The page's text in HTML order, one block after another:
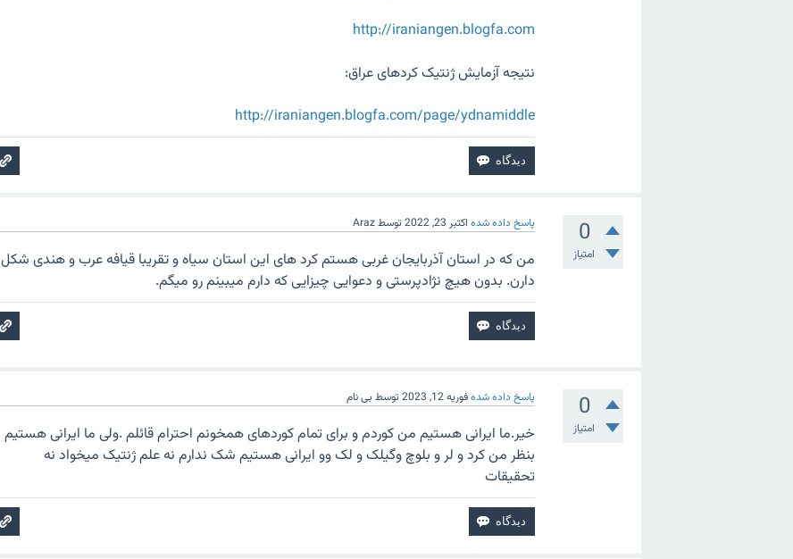
http://iraniangen.blogfa.com
نتیجه آزمایش ژنتیک کردهای عراق:
http://iraniangen.blogfa.com/page/ydnamiddle
0
امتیاز
پاسخ داده شده اکتبر 23, 2022 توسطAraz
من که در استان آذربایجان غربی هستم کرد های این استان سیاه و تقریبا قیافه عرب و هندی شکل
دارن. بدون هیچ نژادپرستی و دعوایی چیزایی که دارم میبینم رو میگم.
0
امتیاز
پاسخ داده شدهفوریه 12, 2023 توسط بی نام
خیر.ما ایرانی هستیم من کوردم و برای تمام کوردهای همخونم احترام قائلم .ولی ما ایرانی هستیم
بنظر من کرد و لر و بلوچ وگیلک و لک وو ایرانی هستیم شک ندارم نه علم ژنتیک میخواد نه
تحقیقات